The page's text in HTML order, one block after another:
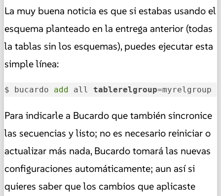
La muy buena noticia es que si estabas usando el
esquema planteado en la entrega anterior (todas
la tablas sin los esquemas), puedes ejecutar esta
simple línea:
$ bucardo add all tablerelgroup=myrelgroup
Para indicarle a Bucardo que también sincronice
las secuencias y listo; no es necesario reiniciar o
actualizar más nada, Bucardo tomará las nuevas
configuraciones automáticamente; aun así si
quieres saber que los cambios que aplicaste